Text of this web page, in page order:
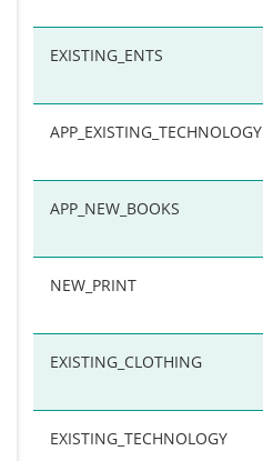
EXISTING_ENTS
APP_EXISTING_TECHNOLOGY
APP_NEW_BOOKS
NEW_PRINT
EXISTING_CLOTHING
EXISTING_TECHNOLOGY